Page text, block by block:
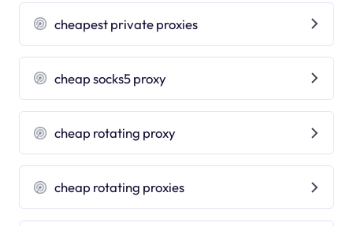
cheapest private proxies
cheap socks5 proxy
cheap rotating proxy
cheap rotating proxies